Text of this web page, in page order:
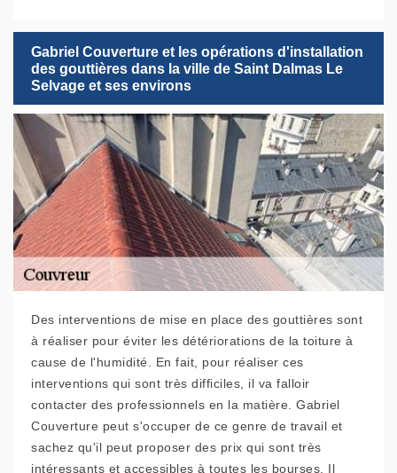
Gabriel Couverture et les opérations d'installation
des gouttières dans la ville de Saint Dalmas Le
Selvage et ses environs
Des interventions de mise en place des gouttières sont
à réaliser pour éviter les détériorations de la toiture à
cause de l'humidité. En fait, pour réaliser ces
interventions qui sont très difficiles, il va falloir
contacter des professionnels en la matière. Gabriel
Couverture peut s'occuper de ce genre de travail et
sachez qu'il peut proposer des prix qui sont très
intéressants et accessibles à toutes les bourses. Il